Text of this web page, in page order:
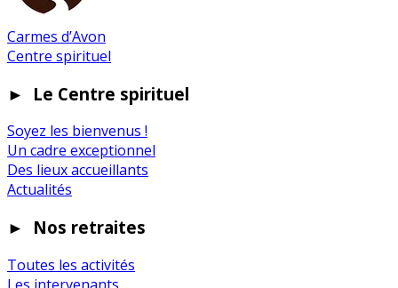
Carmes d’Avon
Centre spirituel
► Le Centre spirituel
Soyez les bienvenus !
Un cadre exceptionnel
Des lieux accueillants
Actualités
► Nos retraites
Toutes les activités